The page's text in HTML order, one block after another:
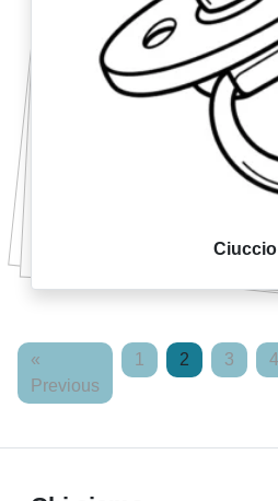
Ciuccio
«
Previous
1 2 3 4